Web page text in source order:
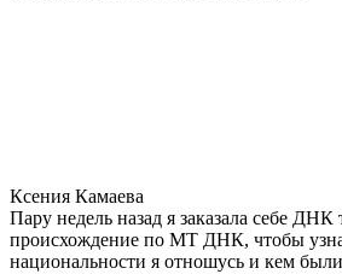
Ксения Камаева
Пару недель назад я заказала себе ДНК
происхождение по МТ ДНК, чтобы
национальности я отношусь и кем